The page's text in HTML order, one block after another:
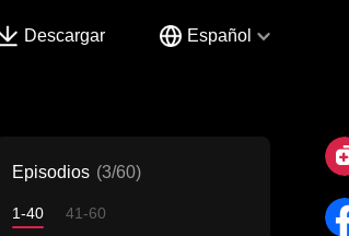
Descargar Español
Episodios (3/60)
1-40 41-60